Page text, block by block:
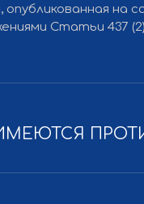
опубликованная на
Статьи 437
2026 Ли Вест НН